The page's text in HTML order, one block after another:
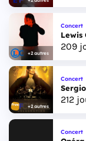
+2 autres
Concert
Lewis
209
+2 autres
Concert
212
Concert